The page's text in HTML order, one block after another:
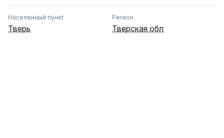
Населенный пункт
Тверь
Регион
Тверская обл